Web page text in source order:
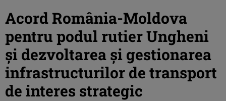
Acord România-Moldova
pentru podul rutier Ungheni
şi dezvoltarea şi gestionarea
infrastructurilor de transport
de interes strategic